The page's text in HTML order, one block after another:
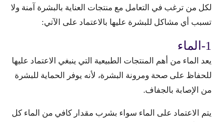
لكل من ترغب في التعامل مع منتجات العناية بالبشرة آمنة ولا
تسبب أي مشاكل للبشرة عليها بالاعتماد على الآتي:
1-الماء
يعد الماء من أهم المنتجات الطبيعية التي ينبغي الاعتماد عليها
للحفاظ على صحة ومرونة البشرة، لأنه يوفر الحماية للبشرة
من الإصابة بالجفاف.
يتم الاعتماد على الماء سواء بشرب مقدار كافي من الماء كل